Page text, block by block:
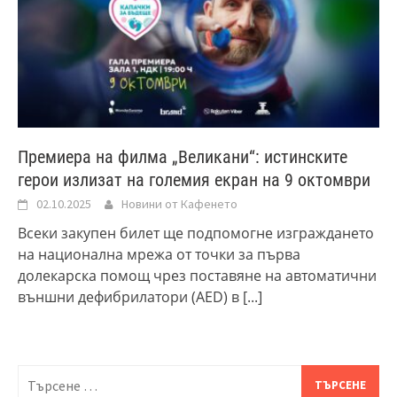
Премиера на филма „Великани“: истинските
герои излизат на големия екран на 9 октомври
02.10.2025 Новини от Кафенето
Всеки закупен билет ще подпомогне изграждането
на национална мрежа от точки за първа
долекарска помощ чрез поставяне на автоматични
външни дефибрилатори (AED) в [...]